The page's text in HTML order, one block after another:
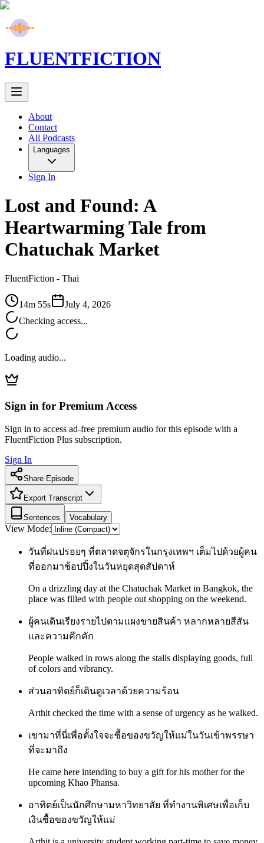
FLUENTFICTION
About
Contact
All Podcasts
Languages
Sign In
Lost and Found: A
Heartwarming Tale from
Chatuchak Market
FluentFiction - Thai
14m 55s
July 4, 2026
Checking access...
Loading audio...
Sign in for Premium Access
Sign in to access ad-free premium audio for this episode with a
FluentFiction Plus subscription.
Sign In
Share Episode
Export Transcript
Sentences Vocabulary
View Mode:
วันที่ฝนปรอยๆ ที่ตลาดจตุจักรในกรุงเทพฯ เต็มไปด้วยผู้คน
ที่ออกมาช้อปปิ้งในวันหยุดสุดสัปดาห์
On a drizzling day at the Chatuchak Market in Bangkok, the
place was filled with people out shopping on the weekend.
ผู้คนเดินเรียงรายไปตามแผงขายสินค้า หลากหลายสีสัน
และความคึกคัก
People walked in rows along the stalls displaying goods, full
of colors and vibrancy.
ส่วนอาทิตย์ก็เดินดูเวลาด้วยความร้อน
Arthit checked the time with a sense of urgency as he walked.
เขามาที่นี่เพื่อตั้งใจจะซื้อของขวัญให้แม่ในวันเข้าพรรษา
ที่จะมาถึง
He came here intending to buy a gift for his mother for the
upcoming Khao Phansa.
อาทิตย์เป็นนักศึกษามหาวิทยาลัย ที่ทำงานพิเศษเพื่อเก็บ
เงินซื้อของขวัญให้แม่